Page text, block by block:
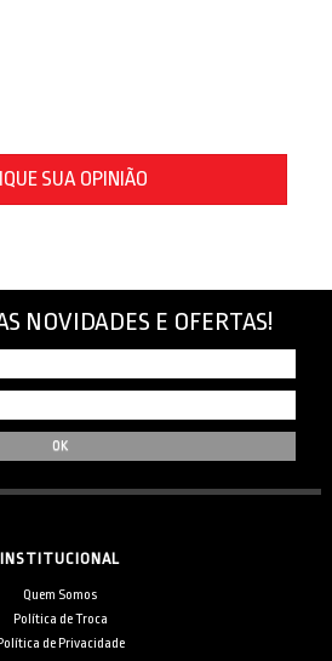
SUA OPINIÃO
NOVIDADES E OFERTAS!
INSTITUCIONAL
Quem Somos
Política de Troca
de Privacidade